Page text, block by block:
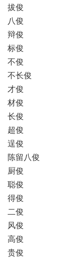
拔俊
八俊
辩俊
标俊
不俊
不长俊
才俊
材俊
长俊
超俊
逞俊
陈留八俊
厨俊
聪俊
得俊
二俊
风俊
高俊
贵俊